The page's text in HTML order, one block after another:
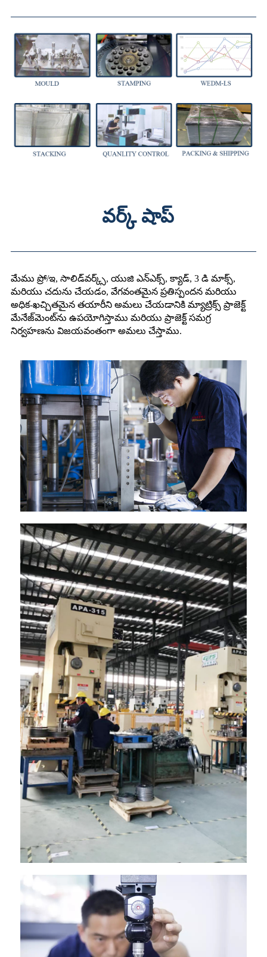
వర్క్ షాప్
మేము ప్రో/ఇ, సాలిడ్‌వర్క్స్, యుజి ఎన్ఎక్స్, క్యాడ్, 3 డి మాక్స్,
మరియు చదును చేయడం, వేగవంతమైన ప్రతిస్పందన మరియు
అధిక-ఖచ్చితమైన తయారీని అమలు చేయడానికి మ్యాట్రిక్స్ ప్రాజెక్ట్
మేనేజ్‌మెంట్‌ను ఉపయోగిస్తాము మరియు ప్రాజెక్ట్ సమగ్ర
నిర్వహణను విజయవంతంగా అమలు చేస్తాము.